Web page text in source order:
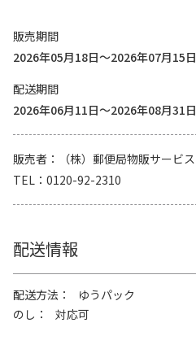
販売期間
2026年05月18日～2026年07月15日
配送期間
2026年06月11日～2026年08月31日
販売者
（株）郵便局物販サービス
TEL
0120-92-2310
配送情報
配送方法
ゆうパック
のし
対応可